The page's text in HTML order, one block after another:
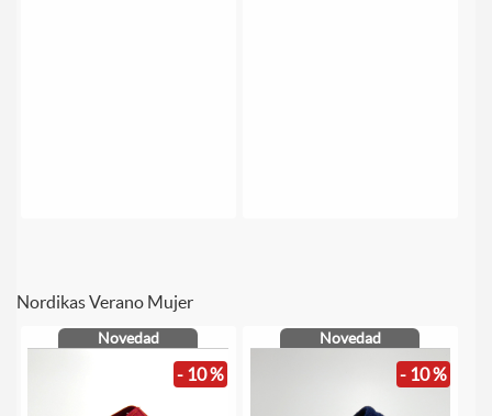
Nordikas Verano Mujer
Novedad
- 10 %
Novedad
- 10 %